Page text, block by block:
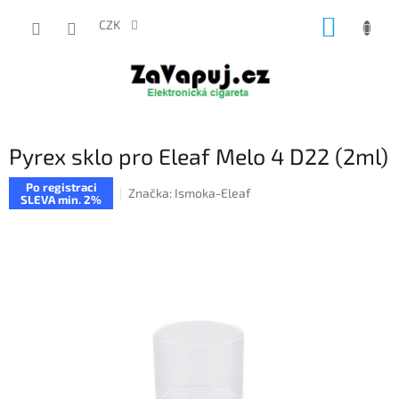
CZK
Pyrex sklo pro Eleaf Melo 4 D22 (2ml)
Po registraci
SLEVA min. 2%
Značka: Ismoka-Eleaf